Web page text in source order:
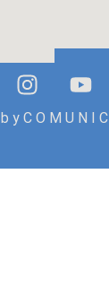
b y C O M U N I C